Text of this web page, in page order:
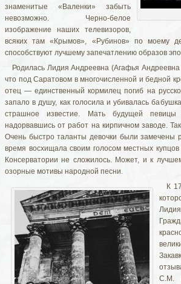
знаменитые «Валенки» забыть
невозможно. Черно-белое
изображение наших телевизоров,
всяких там «Крымов», «Рубинов» по моему
способствуют лучшему запечатлению образов
Родилась Лидия Андреевна (Агафья
что под Саратовом в многочисленной и бедной
отец — единственный кормилец погиб на
запало в душу, как голосила и убивалась
страшное известие. Мать будущей
надорвавшись от работ на кирпичном заводе.
Очень быстро таланты девочки были замечены
время восхищала своим голосом местных
Консерватории не сложилось. Может, и к
озорные мотивы народной песни.
К
С.М.